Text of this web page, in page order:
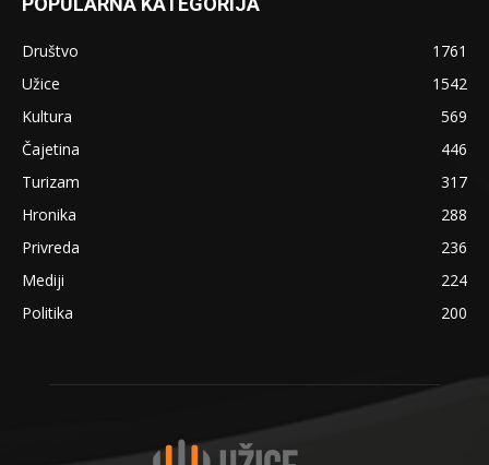
Društvo
1761
Užice
1542
Kultura
569
Čajetina
446
Turizam
317
Hronika
288
Privreda
236
Mediji
224
Politika
200